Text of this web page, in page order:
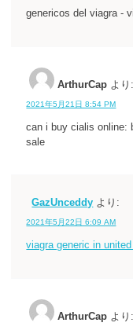
genericos del viagra -
ArthurCap より:
2021年5月21日 8:54 PM
can i buy cialis online:
sale
GazUnceddy より:
2021年5月22日 6:09 AM
viagra generic in
ArthurCap より: